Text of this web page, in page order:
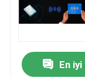
Holter Monitör
EKG HolterEn